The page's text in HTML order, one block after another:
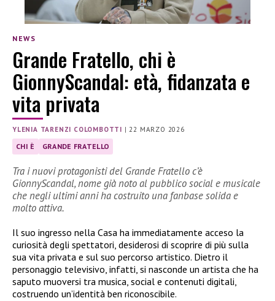
NEWS
Grande Fratello, chi è
GionnyScandal: età, fidanzata e
vita privata
YLENIA TARENZI COLOMBOTTI |22 MARZO 2026
CHI È GRANDE FRATELLO
Tra i nuovi protagonisti del Grande Fratello c’è
GionnyScandal, nome già noto al pubblico social e musicale
che negli ultimi anni ha costruito una fanbase solida e
molto attiva.
Il suo ingresso nella Casa ha immediatamente acceso la
curiosità degli spettatori, desiderosi di scoprire di più sulla
sua vita privata e sul suo percorso artistico. Dietro il
personaggio televisivo, infatti, si nasconde un artista che ha
saputo muoversi tra musica, social e contenuti digitali,
costruendo un’identità ben riconoscibile.